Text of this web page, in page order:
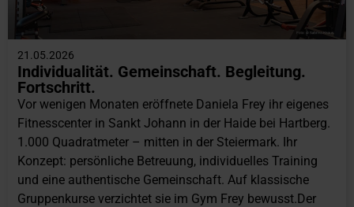
21.05.2026
Individualität. Gemeinschaft. Begleitung.
Fortschritt.
Vor wenigen Monaten eröffnete Daniela Frey ihr eigenes
Fitnesscenter in Sankt Johann in der Haide bei Hartberg.
1.000 Quadratmeter – mitten in der Steiermark. Ihr
Konzept: persönliche Betreuung, individuelles Training
und eine authentische Gemeinschaft. Auf klassische
Gruppenkurse verzichtet sie im Gym Frey bewusst.Der